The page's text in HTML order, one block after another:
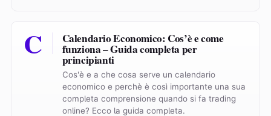
C Calendario Economico: Cos’è e come
funziona – Guida completa per
principianti
Cos'è e a che cosa serve un calendario
economico e perchè è così importante una sua
completa comprensione quando si fa trading
online? Ecco la guida completa.